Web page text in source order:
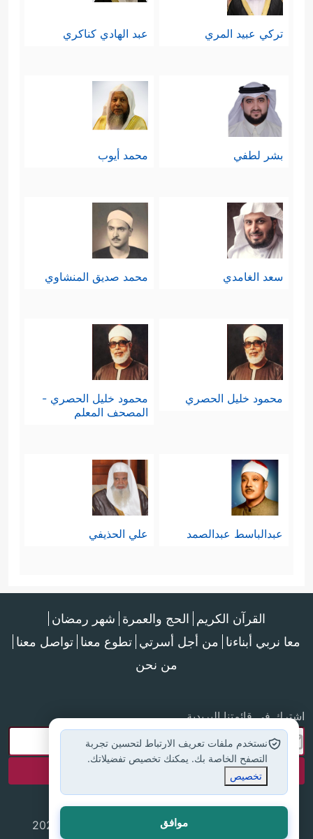
تركي عبيد المري عبد الهادي كناكري
بشر لطفي محمد أيوب
سعد الغامدي محمد صديق المنشاوي
محمود خليل الحصري
محمود خليل الحصري -
المصحف المعلم
عبدالباسط عبدالصمد علي الحذيفي
القرآن الكريم الحج والعمرة شهر رمضان
معا نربي أبناءنا من أجل أسرتي تطوع معنا تواصل معنا
من نحن
اشترك في قائمتنا البريدية
جميع الحقوق محفوظة لموقع إسلام أون لاين © 2025
نستخدم ملفات تعريف الارتباط لتحسين تجربة
التصفح الخاصة بك. يمكنك تخصيص تفضيلاتك.
تخصيص
موافق